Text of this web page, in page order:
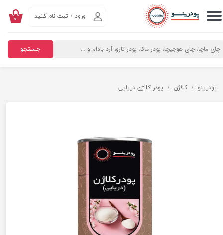
جستجو
ورود / ثبت نام کنید
حساب کاربری من
تغییر گذر واژه
خروج از حساب کاربری
۰
پودرینو کلاژن پودر کلاژن دریایی